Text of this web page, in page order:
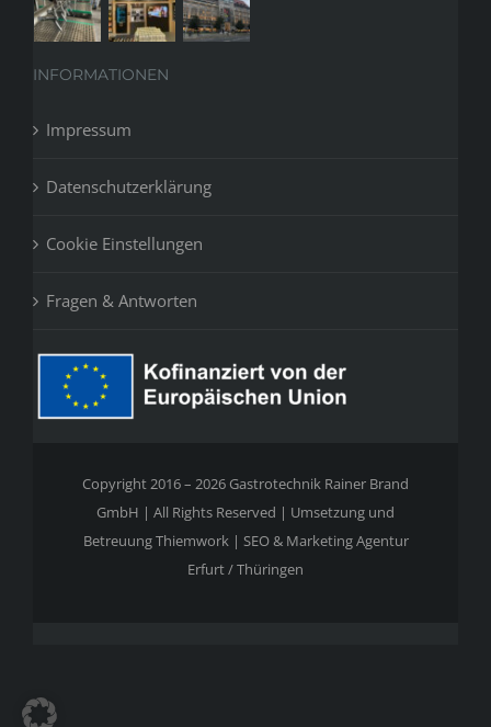
INFORMATIONEN
Impressum
Datenschutzerklärung
Cookie Einstellungen
Fragen & Antworten
Copyright 2016 – 2026 Gastrotechnik Rainer Brand
GmbH | All Rights Reserved | Umsetzung und
BetreuungThiemwork | SEO & Marketing Agentur
Erfurt / Thüringen